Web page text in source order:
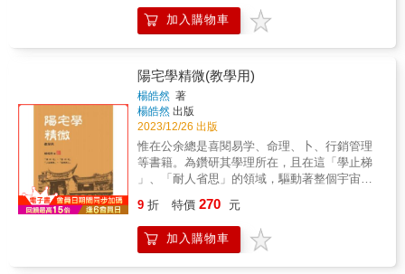
驗感恩的心……，因此，在找風水師或自行運
用風水前，都別忘了檢查一下自己的心喔！好
風水值得勇敢追求！讓錢和機會自動來找你！
星宿代表人物性格及優劣勢分析，甚至能為你
分析個人專屬年運，以幸福陽宅格局為基礎，
再對應九宮飛星，結合「四神造氣」新概念，
教你譜出個人年度的居家職場四神布局攻略！
& ★來自東方的魔法：四神風水 在遠古時代，
古人將方位定義出東南西北，以及對應四方位
的守護神獸&mdash;&mdash;青龍、白虎、朱
雀、玄武，據說具有驅邪、避災、祈福的作
用。 & 「風水」其實是先人傳承下來的古老智
慧，也是足以改變你生活的簡易魔法
&mdash;&mdash;只要做到「四神相應」，我
們就能打造幸運體質，讓豐沛能量為你締造人
生奇蹟。 & ★讀懂靈魂使命，打造你的生命藍
圖 每個人都有屬於自己的生命密碼，當你深入
挖掘自身的本質，就能從自己的特點著手，讓
社會贤達人士，並多與無數學術講座一天、
人、地之奥妙與應用，並於二00九年完成《邵
書日:『朱雀源于生氣， 派于未盛，朝以大旺，
澤將衰。流于謝，以返不絕。』朱雀穴前水
也，源于生氣者，水從長生 發源，派于未盛
者，合水過沐浴、冠带、臨官位也。于大，澤
將衰者，于旺，衰于鄉。 故向必朝旺、衰二向
也&middot;流謝者，去于病、死、、絕也 精義
篇日:『龍以脈為主。穴以向為尊。水以向而
定。向以局而分。又日『來路看四生。坐下 看
四絕。局內看三合。向上看双金』 此言龍穴吉
收水。 善立向者。必當審明堂水路形局之宜者
而立。不得貪形局而失真向。當以理氣以求真
向也。 玄空論斷首重『巒頭」『理氣』『三水
加入購物車
陽宅學精微(教學用)
楊皓然 著
楊皓然 出版
2023/12/26 出版
惟在公余總是喜閱易学、命理、卜、行銷管理
等書籍。為鑽研其學理所在，且在這「學止梯
」、「耐人省思」的領域，驅動著整個宇宙奥
琬教授饰 學者社会贤達人士，並参與無數學術
講座一窺天、人、地奥妙與應用，並於二00九
年完成《邵场 象數易學研究》一碩士論文。 易
9 折 特價 270 元
加入購物車